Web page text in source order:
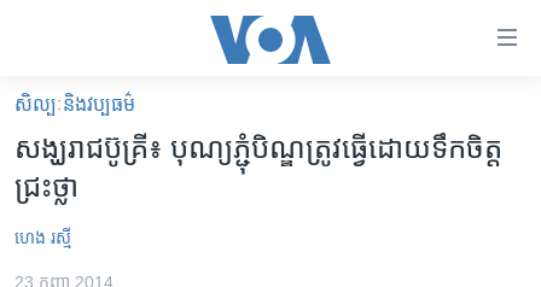
គេហទំព័រ​
ទាក់ទង
និង​
ទំព័រ​
អន្តរជាតិ
សិល្បៈនិងវប្បធម៌
សង្ឃរាជ​ប៊ូគ្រី៖ បុណ្យ​ភ្ជុំបិណ្ឌ​ត្រូវ​ធ្វើ​ដោយ​ទឹក​ចិត្ត​
ជ្រះថ្លា
ហេង រស្មី
23 កញ្ញា 2014